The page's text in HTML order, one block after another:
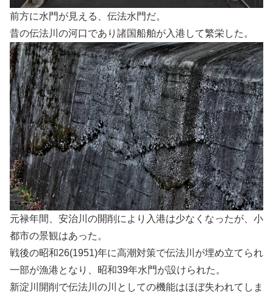
前方に水門が見える、伝法水門だ。
昔の伝法川の河口であり諸国船舶が入港して繁栄した。
元禄年間、安治川の開削により入港は少なくなったが、小
都市の景観はあった。
戦後の昭和26(1951)年に高潮対策で伝法川が埋め立てられ
一部が漁港となり、昭和39年水門が設けられた。
新淀川開削で伝法川の川としての機能はほぼ失われてしま